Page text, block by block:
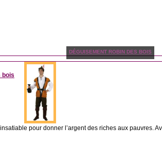
DÉGUISEMENT ROBIN DES BOIS
bois
pour donner l’argent des riches aux pauvres.